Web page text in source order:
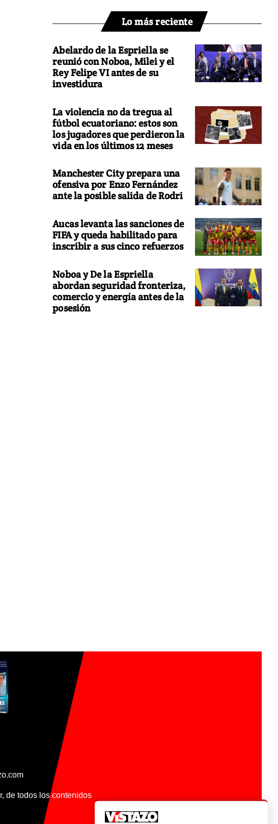
Lo más reciente
Abelardo de la Espriella se
reunió con Noboa, Milei y el
Rey Felipe VI antes de su
investidura
La violencia no da tregua al
fútbol ecuatoriano: estos son
los jugadores que perdieron la
vida en los últimos 12 meses
Manchester City prepara una
ofensiva por Enzo Fernández
ante la posible salida de Rodri
Aucas levanta las sanciones de
FIFA y queda habilitado para
inscribir a sus cinco refuerzos
Noboa y De la Espriella
abordan seguridad fronteriza,
comercio y energía antes de la
posesión
de todos los contenidos